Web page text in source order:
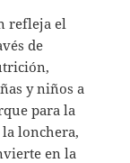
refleja el
de
y niños a
para la
lonchera,
en la